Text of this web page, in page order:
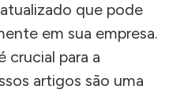
que pode
em sua empresa.
crucial para a
artigos são uma